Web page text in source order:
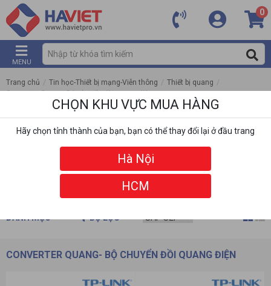
0
MENU
Trang chủ / Tin học-Thiết bị mạng-Viễn thông / Thiết bị quang /
Converter Quang- Bộ chuyển đồi quang điện
DANH MỤC BỘ LỌC
CONVERTER QUANG- BỘ CHUYỂN ĐỒI QUANG ĐIỆN
CHỌN KHU VỰC MUA HÀNG
Hãy chọn tỉnh thành của bạn, bạn có thể thay đổi lại ở đầu trang
Hà Nội
HCM